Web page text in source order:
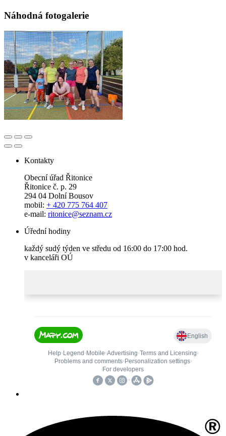
Náhodná fotogalerie
Kontakty
Obecní úřad Řitonice
Řitonice č. p. 29
294 04 Dolní Bousov
mobil: + 420 775 764 407
e-mail: ritonice@seznam.cz
Úřední hodiny
každý sudý týden ve středu od 16:00 do 17:00 hod.
v kanceláři OÚ